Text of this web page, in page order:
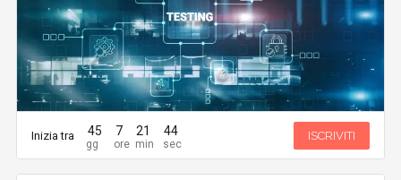
Inizia tra 45 7 21 43 ISCRIVITI